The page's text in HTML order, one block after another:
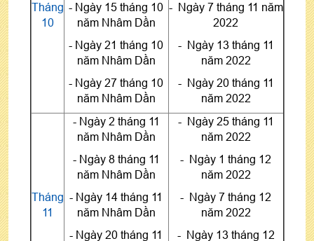
Tháng
10
- Ngày 15 tháng 10
năm Nhâm Dần
- Ngày 21 tháng 10
năm Nhâm Dần
- Ngày 27 tháng 10
năm Nhâm Dần
- Ngày 7 tháng 11 năm
2022
- Ngày 13 tháng 11
năm 2022
- Ngày 20 tháng 11
năm 2022
Tháng
11
- Ngày 2 tháng 11
năm Nhâm Dần
- Ngày 8 tháng 11
năm Nhâm Dần
- Ngày 14 tháng 11
năm Nhâm Dần
- Ngày 20 tháng 11
- Ngày 25 tháng 11
năm 2022
- Ngày 1 tháng 12
năm 2022
- Ngày 7 tháng 12
năm 2022
- Ngày 13 tháng 12